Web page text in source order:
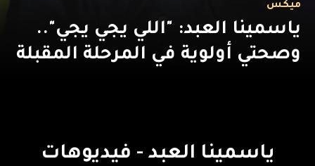
ميكس
ياسمينا العبد: "اللي يجي يجي"..
وصحتي أولوية في المرحلة المقبلة
ياسمينا العبد - فيديوهات